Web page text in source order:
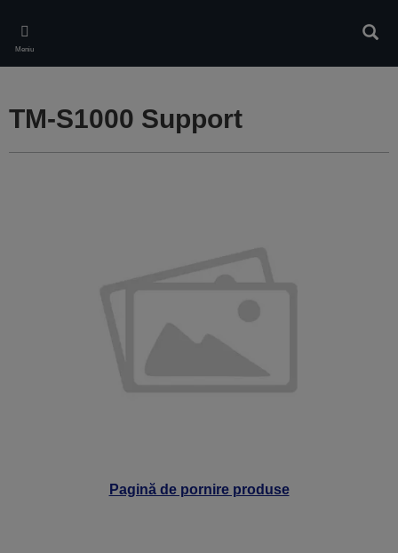
main
content
Meniu
Pagină de pornire produse
TM-S1000 Support